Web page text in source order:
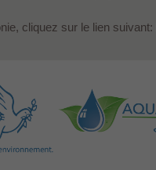
cliquez sur le lien suivant: